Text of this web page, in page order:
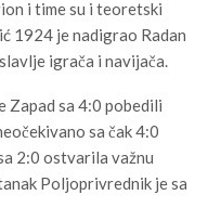
i time su i teoretski
1924 je nadigrao Radan
igrača i navijača.
Zapad sa 4:0 pobedili
sa čak 4:0
2:0 ostvarila važnu
Poljoprivrednik je sa